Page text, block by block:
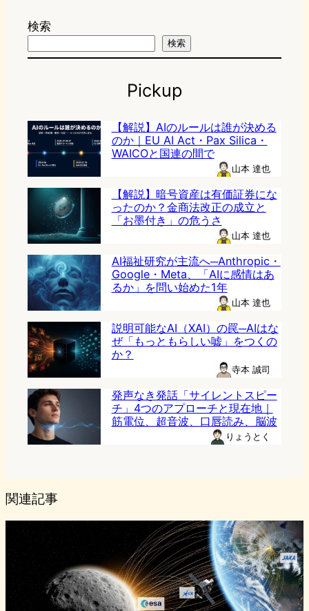
検索
検索
Pickup
【解説】AIのルールは誰が決める
のか｜EU AI Act・Pax Silica・
WAICOと国連の間で
山本 達也
【解説】暗号資産は有価証券にな
ったのか？金商法改正の成立と
「お墨付き」の危うさ
山本 達也
AI福祉研究が主流へ─Anthropic・
Google・Meta、「AIに感情はあ
るか」を問い始めた1年
山本 達也
説明可能なAI（XAI）の罠─AIはな
ぜ「もっともらしい嘘」をつくの
か？
寺本 誠司
発声なき発話「サイレントスピー
チ」4つのアプローチと現在地｜
筋電位、超音波、口唇読み、脳波
りょうとく
関連記事